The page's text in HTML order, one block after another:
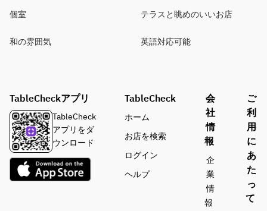
個室 テラスと眺めのいいお店
和の雰囲気 英語対応可能
TableCheckアプリ
TableCheck
アプリをダ
ウンロード
TableCheck
ホーム
お店を検索
ログイン
ヘルプ
会
社
情
報
企
業
情
報
ご
利
用
に
あ
た
っ
て